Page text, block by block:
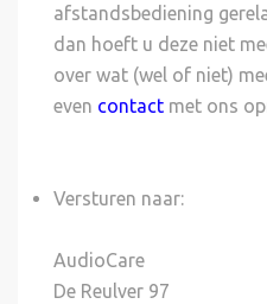
afstandsbediening
dan hoeft u deze niet
over wat (wel of niet)
even contact met ons
Versturen naar:
AudioCare
De Reulver 97